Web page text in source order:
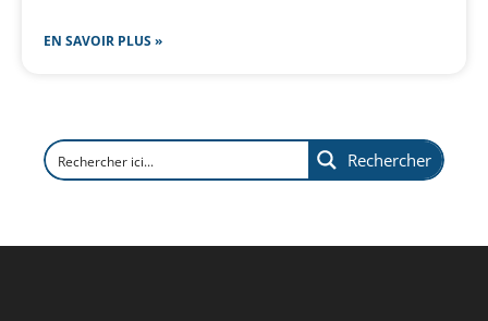
EN SAVOIR PLUS »
Rechercher